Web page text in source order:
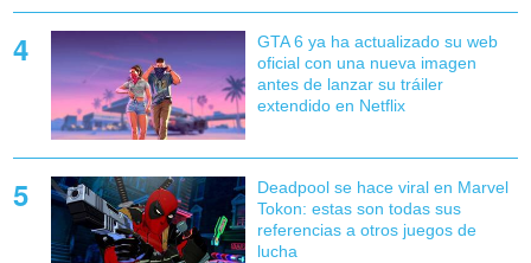
GTA 6 ya ha actualizado su web
oficial con una nueva imagen
antes de lanzar su tráiler
extendido en Netflix
Deadpool se hace viral en Marvel
Tokon: estas son todas sus
referencias a otros juegos de
lucha